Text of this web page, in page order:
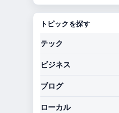
トピックを探す
テック
ビジネス
ブログ
ローカル